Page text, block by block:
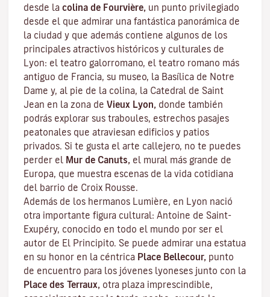
desde la colina de Fourvière, un punto privilegiado
desde el que admirar una fantástica panorámica de
la ciudad y que además contiene algunos de los
principales atractivos históricos y culturales de
Lyon: el teatro galorromano, el teatro romano más
antiguo de Francia, su museo, la Basílica de Notre
Dame y, al pie de la colina, la Catedral de Saint
Jean en la zona de Vieux Lyon, donde también
podrás explorar sus traboules, estrechos pasajes
peatonales que atraviesan edificios y patios
privados. Si te gusta el arte callejero, no te puedes
perder el Mur de Canuts, el mural más grande de
Europa, que muestra escenas de la vida cotidiana
del barrio de Croix Rousse.
Además de los hermanos Lumière, en Lyon nació
otra importante figura cultural: Antoine de Saint-
Exupéry, conocido en todo el mundo por ser el
autor de El Principito. Se puede admirar una estatua
en su honor en la céntrica Place Bellecour, punto
de encuentro para los jóvenes lyoneses junto con la
Place des Terraux, otra plaza imprescindible,